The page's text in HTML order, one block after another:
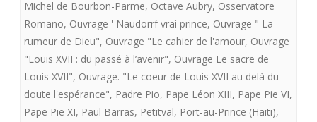
Michel de Bourbon-Parme, Octave Aubry, Osservatore
Romano, Ouvrage ' Naudorrf vrai prince, Ouvrage " La
rumeur de Dieu", Ouvrage "Le cahier de l'amour, Ouvrage
"Louis XVII : du passé à l’avenir", Ouvrage Le sacre de
Louis XVII", Ouvrage. "Le coeur de Louis XVII au delà du
doute l'espérance", Padre Pio, Pape Léon XIII, Pape Pie VI,
Pape Pie XI, Paul Barras, Petitval, Port-au-Prince (Haiti),